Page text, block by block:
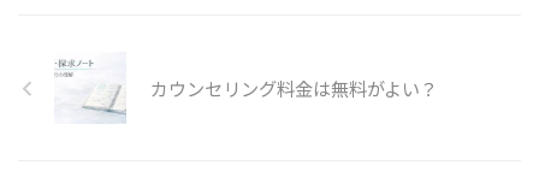
カウンセリング料金は無料がよい？